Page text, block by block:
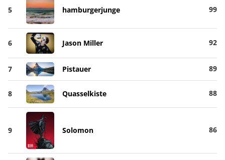
5 hamburgerjunge 99
6 Jason Miller 92
7 Pistauer 89
8 Quasselkiste 88
9 Solomon 86